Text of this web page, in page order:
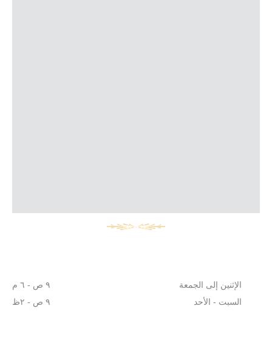
الإثنين إلى الجمعة
٩ ص - ٦ م
السبت - الأحد
٩ ص - ٢ظ